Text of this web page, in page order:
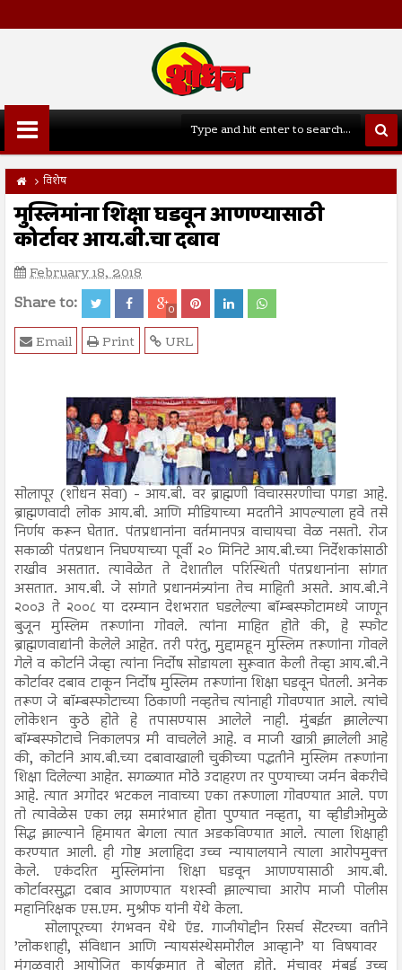
विशेष
मुस्लिमांना शिक्षा घडवून आणण्यासाठी
कोर्टावर आय.बी.चा दबाव
February 18, 2018
Share to: 0
URL
Print
Email
सोलापूर (शोधन सेवा) - आय.बी. वर ब्राह्मणी विचारसरणीचा पगडा आहे.
ब्राह्मणवादी लोक आय.बी. आणि मीडियाच्या मदतीने आपल्याला हवे तसे
निर्णय करून घेतात. पंतप्रधानांना वर्तमानपत्र वाचायचा वेळ नसतो. रोज
सकाळी पंतप्रधान निघण्याच्या पूर्वी २० मिनिटे आय.बी.च्या निर्देशकांसाठी
राखीव असतात. त्यावेळेत ते देशातील परिस्थिती पंतप्रधानांना सांगत
असतात. आय.बी. जे सांगते प्रधानमंत्र्यांना तेच माहिती असते. आय.बी.ने
२००३ ते २००८ या दरम्यान देशभरात घडलेल्या बॉम्बस्फोटामध्ये जाणून
बुजून मुस्लिम तरूणांना गोवले. त्यांना माहित होते की, हे स्फोट
ब्राह्मणवाद्यांनी केलेले आहेत. तरी परंतु, मुद्दामहून मुस्लिम तरूणांना गोवले
गेले व कोर्टाने जेव्हा त्यांना निर्दोष सोडायला सुरूवात केली तेव्हा आय.बी.ने
कोर्टावर दबाव टाकून निर्दोष मुस्लिम तरूणांना शिक्षा घडवून घेतली. अनेक
तरूण जे बॉम्बस्फोटाच्या ठिकाणी नव्हतेच त्यांनाही गोवण्यात आले. त्यांचे
लोकेशन कुठे होते हे तपासण्यास आलेले नाही. मुंबईत झालेल्या
बॉम्बस्फोटाचे निकालपत्र मी वाचलेले आहे. व माजी खात्री झालेली आहे
की, कोर्टाने आय.बी.च्या दबावाखाली चुकीच्या पद्धतीने मुस्लिम तरूणांना
शिक्षा दिलेल्या आहेत. सगळ्यात मोठे उदाहरण तर पुण्याच्या जर्मन बेकरीचे
आहे. त्यात अगोदर भटकल नावाच्या एका तरूणाला गोवण्यात आले. पण
तो त्यावेळेस एका लग्न समारंभात होता पुण्यात नव्हता, या व्हीडीओमुळे
सिद्ध झाल्याने हिमायत बेगला त्यात अडकविण्यात आले. त्याला शिक्षाही
करण्यात आली. ही गोष्ट अलाहिदा उच्च न्यायालयाने त्याला आरोपमुक्त
केले. एकंदरित मुस्लिमांना शिक्षा घडवून आणण्यासाठी आय.बी.
कोर्टावरसुद्धा दबाव आणण्यात यशस्वी झाल्याचा आरोप माजी पोलीस
महानिरिक्षक एस.एम. मुश्रीफ यांनी येथे केला.
सोलापूरच्या रंगभवन येथे ऍड. गाजीयोद्दीन रिसर्च सेंटरच्या वतीने
’लोकशाही, संविधान आणि न्यायसंस्थेसमोरील आव्हाने’ या विषयावर